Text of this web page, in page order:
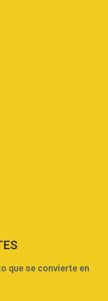
que se convierte en